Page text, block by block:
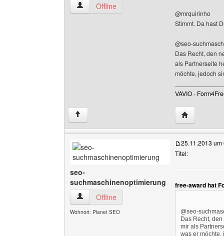
free-award Benutzer-Profile anzeigen
Offline
@mrquirinho
Stimmt. Da hast
@seo-
Das Recht, den
als Partnerseite
möchte, jedoch
VAVIO-
↑ Website
seo-
suchmaschinenoptimierung
seo-suchmaschinenoptimierung Benutzer-
Offline
Wohnort: Planet SEO
25.11.2013 um
Titel:
free-award hat
@seo-
Das Recht,
mir als
was er möchte,